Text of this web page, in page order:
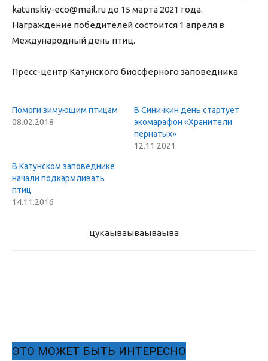
katunskiy-eco@mail.ru до 15 марта 2021 года.
Награждение победителей состоится 1 апреля в
Международный день птиц.
Пресс-центр Катунского биосферного заповедника
Помоги зимующим птицам
08.02.2018
В Синичкин день стартует
экомарафон «Хранители
пернатых»
12.11.2021
В Катунском заповеднике
начали подкармливать
птиц
14.11.2016
цукаываываываыва
ЭТО МОЖЕТ БЫТЬ ИНТЕРЕСНО